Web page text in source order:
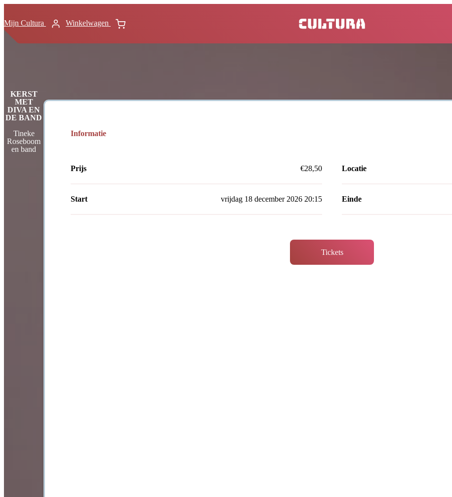
Mijn Cultura Winkelwagen home
KERST
MET
DIVA EN
DE BAND
Tineke
Roseboom
en band
Informatie
Prijs €28,50 Locatie
Start vrijdag 18 december 2026 20:15 Einde
Tickets